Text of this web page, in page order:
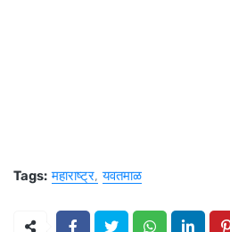
Tags: महाराष्ट्र यवतमाळ